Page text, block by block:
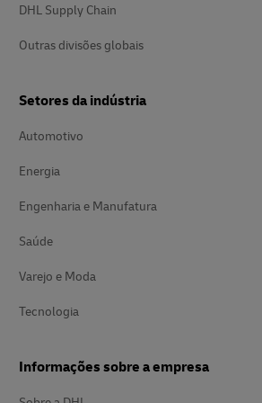
DHL Supply Chain
Outras divisões globais
Setores da indústria
Automotivo
Energia
Engenharia e Manufatura
Saúde
Varejo e Moda
Tecnologia
Informações sobre a empresa